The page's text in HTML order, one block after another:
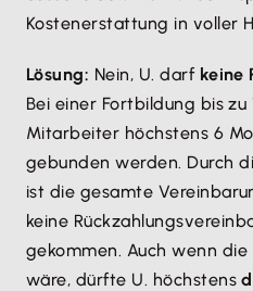
Kostenerstattung in voller
Lösung: Nein, U. darf keine
Bei einer Fortbildung bis
Mitarbeiter höchstens 6
gebunden werden. Durch
ist die gesamte
keine
gekommen. Auch wenn
wäre, dürfte U. höchstens